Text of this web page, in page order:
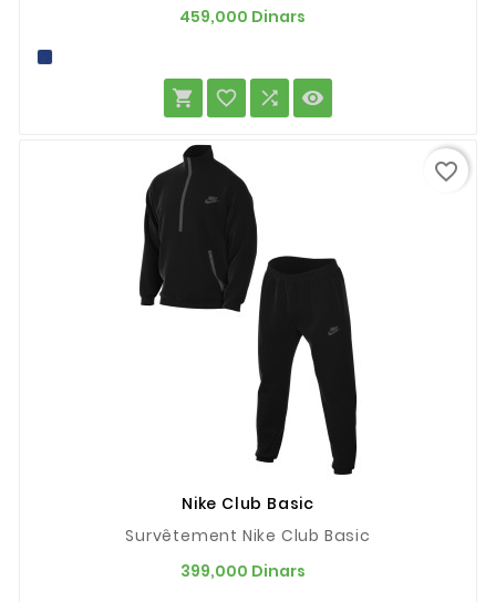
459,000 Dinars
   
Nike Club Basic
Survêtement Nike Club Basic
399,000 Dinars
favorite_border